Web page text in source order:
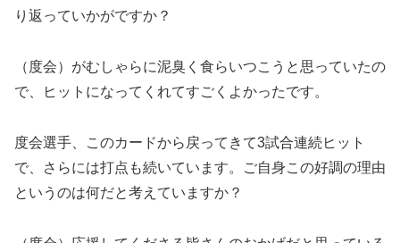
り返っていかがですか？
（度会）がむしゃらに泥臭く食らいつこうと思っていたの
で、ヒットになってくれてすごくよかったです。
度会選手、このカードから戻ってきて3試合連続ヒット
で、さらには打点も続いています。ご自身この好調の理由
というのは何だと考えていますか？